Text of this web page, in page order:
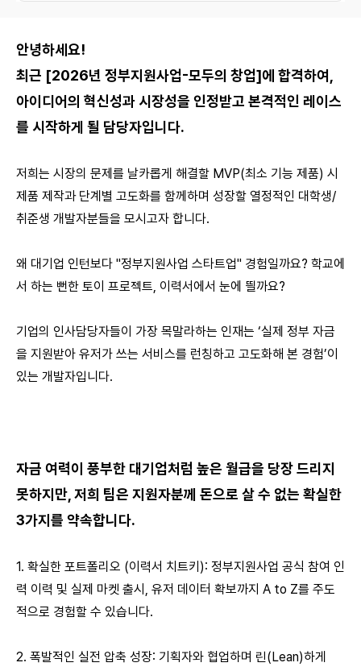
안녕하세요!
최근 [2026년 정부지원사업-모두의 창업]에 합격하여,
아이디어의 혁신성과 시장성을 인정받고 본격적인 레이스
를 시작하게 될 담당자입니다.
저희는 시장의 문제를 날카롭게 해결할 MVP(최소 기능 제품) 시
제품 제작과 단계별 고도화를 함께하며 성장할 열정적인 대학생/
취준생 개발자분들을 모시고자 합니다.
왜 대기업 인턴보다 "정부지원사업 스타트업" 경험일까요? 학교에
서 하는 뻔한 토이 프로젝트, 이력서에서 눈에 띌까요?
기업의 인사담당자들이 가장 목말라하는 인재는 ‘실제 정부 자금
을 지원받아 유저가 쓰는 서비스를 런칭하고 고도화해 본 경험’이
있는 개발자입니다.
자금 여력이 풍부한 대기업처럼 높은 월급을 당장 드리지
못하지만, 저희 팀은 지원자분께 돈으로 살 수 없는 확실한
3가지를 약속합니다.
1. 확실한 포트폴리오 (이력서 치트키): 정부지원사업 공식 참여 인
력 이력 및 실제 마켓 출시, 유저 데이터 확보까지 A to Z를 주도
적으로 경험할 수 있습니다.
2. 폭발적인 실전 압축 성장: 기획자와 협업하며 린(Lean)하게